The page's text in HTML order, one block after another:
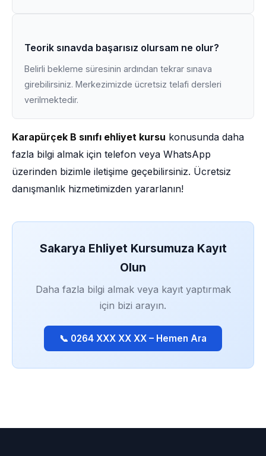
Teorik sınavda başarısız olursam ne olur?
Belirli bekleme süresinin ardından tekrar sınava
girebilirsiniz. Merkezimizde ücretsiz telafi dersleri
verilmektedir.
Karapürçek B sınıfı ehliyet kursu konusunda daha
fazla bilgi almak için telefon veya WhatsApp
üzerinden bizimle iletişime geçebilirsiniz. Ücretsiz
danışmanlık hizmetimizden yararlanın!
Sakarya Ehliyet Kursumuza Kayıt
Olun
Daha fazla bilgi almak veya kayıt yaptırmak
için bizi arayın.
📞 0264 XXX XX XX – Hemen Ara